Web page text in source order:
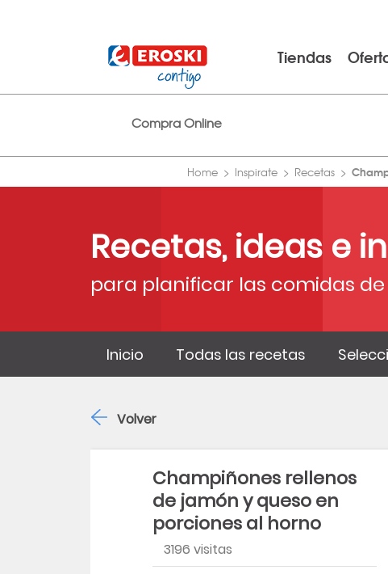
Tiendas
Compra Online
Home Inspirate Recetas
Recetas, ideas e
para planificar las comidas
Inicio Todas las recetas
Champiñones rellenos
de jamón y queso en
porciones al horno
3196 visitas
Volver